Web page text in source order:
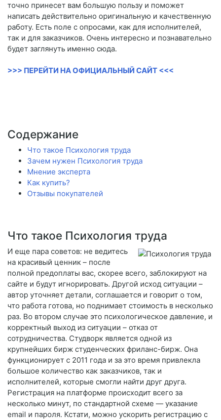
точно принесет вам большую пользу и поможет
написать действительно оригинальную и качественную
работу. Есть поле с опросами, как для исполнителей,
так и для заказчиков. Очень интересно и познавательно
будет заглянуть именно сюда.
>>> ПЕРЕЙТИ НА ОФИЦИАЛЬНЫЙ САЙТ <<<
Содержание
Что такое Психология труда
Зачем нужен Психология труда
Мнение эксперта
Как купить?
Отзывы покупателей
Что такое Психология труда
И еще пара советов: не ведитесь
на красивый ценник – после
полной предоплаты вас, скорее всего, заблокируют на
сайте и будут игнорировать. Другой исход ситуации –
автор уточняет детали, соглашается и говорит о том,
что работа готова, но поднимает стоимость в несколько
раз. Во втором случае это психологическое давление, и
корректный выход из ситуации – отказ от
сотрудничества. Студворк является одной из
крупнейших бирж студенческих фриланс-бирж. Она
функционирует с 2011 года и за это время привлекла
большое количество как заказчиков, так и
исполнителей, которые смогли найти друг друга.
Регистрация на платформе происходит всего за
несколько минут, по стандартной схеме — указание
email и пароля. Кстати, можно ускорить регистрацию с